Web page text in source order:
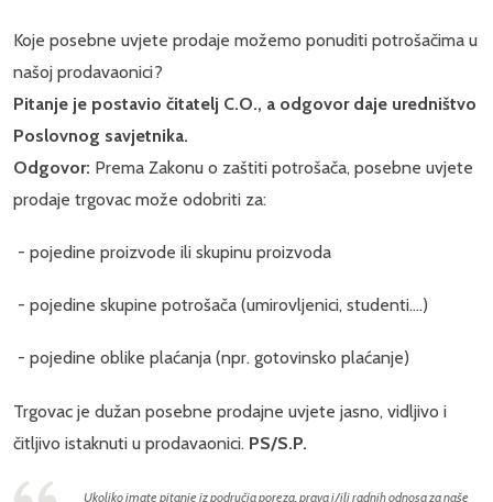
Koje posebne uvjete prodaje možemo ponuditi potrošačima u
našoj prodavaonici?
Pitanje je postavio čitatelj C.O., a odgovor daje uredništvo
Poslovnog savjetnika.
Odgovor: Prema Zakonu o zaštiti potrošača, posebne uvjete
prodaje trgovac može odobriti za:
- pojedine proizvode ili skupinu proizvoda
- pojedine skupine potrošača (umirovljenici, studenti....)
- pojedine oblike plaćanja (npr. gotovinsko plaćanje)
Trgovac je dužan posebne prodajne uvjete jasno, vidljivo i
čitljivo istaknuti u prodavaonici. PS/S.P.
Ukoliko imate pitanje iz područja poreza, prava i/ili radnih odnosa za naše